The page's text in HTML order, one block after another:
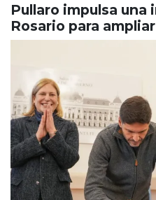
Pullaro impulsa una
Rosario para